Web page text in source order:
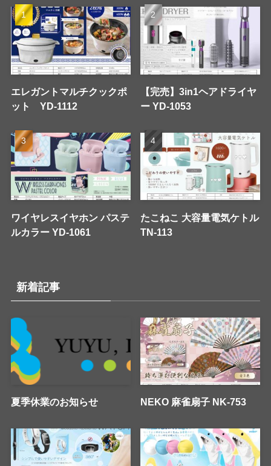
エレガントマルチクックポ
ット YD-1112
【完売】3in1ヘアドライヤ
ー YD-1053
ワイヤレスイヤホン パステ
ルカラー YD-1061
たこねこ 大容量電気ケトル
TN-113
新着記事
夏季休業のお知らせ NEKO 麻雀扇子 NK-753